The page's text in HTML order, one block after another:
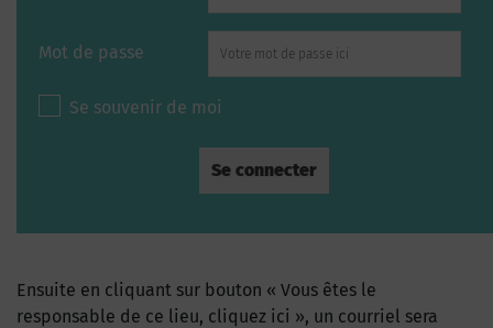
Mot de passe
Se souvenir de moi
Ensuite en cliquant sur bouton « Vous êtes le
responsable de ce lieu, cliquez ici », un courriel sera